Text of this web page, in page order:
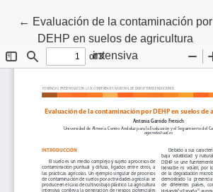
← Volver a los detalles del artículo
Evaluación de la contaminación por
DEHP en suelos de agricultura
intensiva